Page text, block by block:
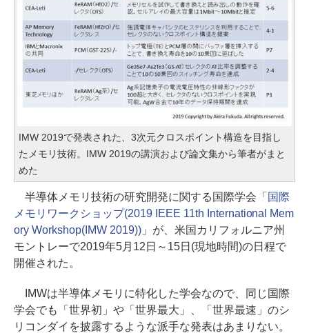
IMW 2019で発表された、3次元クロスポイント構造を目指し
たメモリ技術。IMW 2019の講演および論文集から筆者がまと
めた
半導体メモリ技術の研究開発に関する国際学会「 国際
メモリワークショップ(2019 IEEE 11th International Mem
ory Workshop(IMW 2019))」が、米国カリフォルニア州
モントレーで2019年5月12日～15日(現地時間)の日程で
開催された。
IMWは半導体メモリに特化した学会なので、同じ国際
学会でも「世界初」や「世界最大」、「世界最速」のシ
リコンダイを披露するような派手な発表はあまりない。